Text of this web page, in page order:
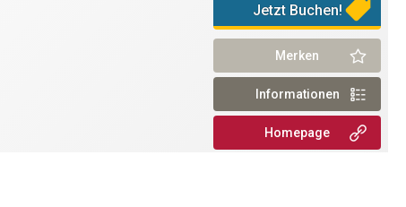
Jetzt Buchen!
Merken
Informationen
Homepage